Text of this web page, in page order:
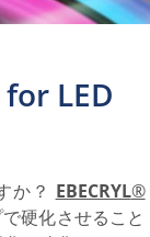
LED
か？ EBECRYL®
硬化させること